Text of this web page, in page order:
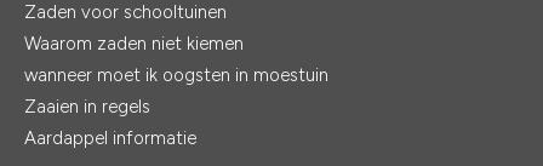
Zaden voor schooltuinen
Waarom zaden niet kiemen
wanneer moet ik oogsten in moestuin
Zaaien in regels
Aardappel informatie